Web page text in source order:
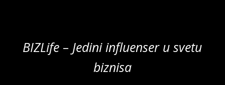
BIZLife – Jedini influenser u svetu
biznisa